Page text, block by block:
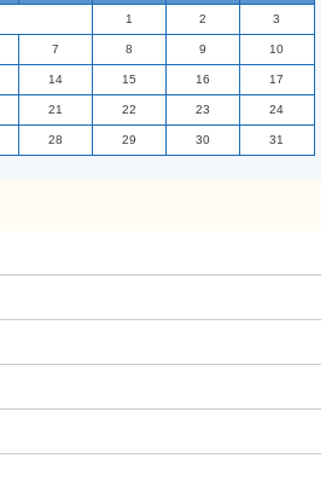
1 2 3
7 8 9 10
14 15 16 17
21 22 23 24
28 29 30
31